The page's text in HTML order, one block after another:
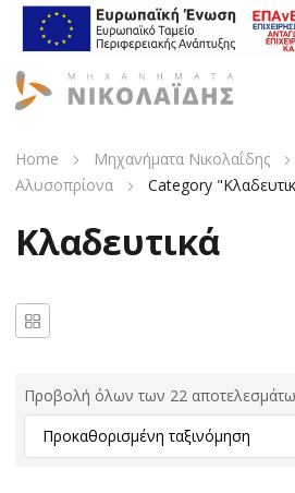
Home Μηχανήματα Νικολαΐδης
Αλυσοπρίονα
Category
Κλαδευτικά
Προβολή όλων των 22